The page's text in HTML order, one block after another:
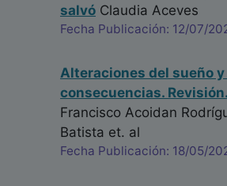
salvó Claudia Aceves
Fecha Publicación: 12/07/
Alteraciones del sueño
consecuencias. Revisión.
Francisco Acoidan
Batista et. al
Fecha Publicación: 18/05/